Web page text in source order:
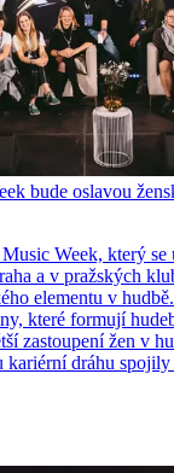
bude oslavou
Week, který se
a v pražských
elementu v
které formují
zastoupení žen v
kariérní dráhu spojily